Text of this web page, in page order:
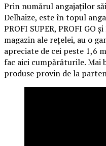
Prin numărul angajaților
Delhaize, este în topul
PROFI SUPER, PROFI GO
magazin ale rețelei, au o
apreciate de cei peste 1,6
fac aici cumpărăturile. Mai
produse provin de la